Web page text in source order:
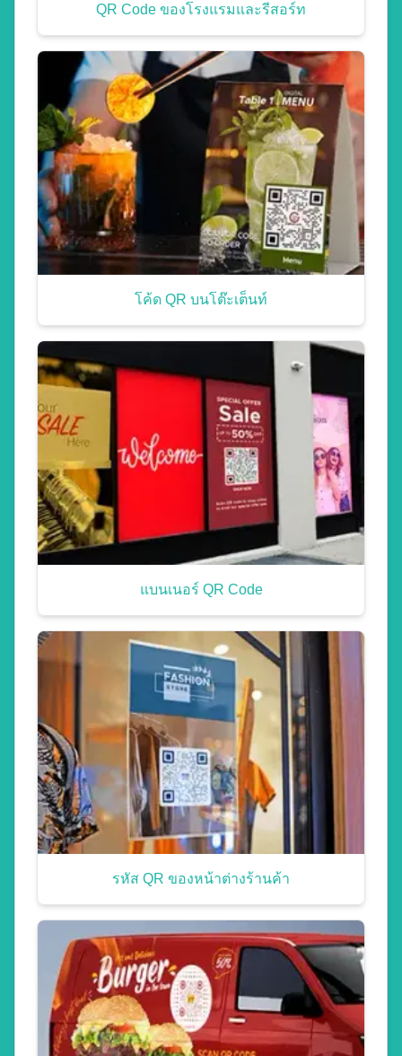
QR Code ของโรงแรมและรีสอร์ท
โค้ด QR บนโต๊ะเต็นท์
แบนเนอร์ QR Code
รหัส QR ของหน้าต่างร้านค้า